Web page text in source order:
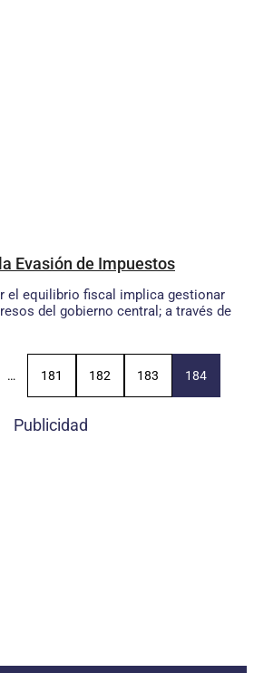
Evasión de Impuestos
el equilibrio fiscal implica gestionar
del gobierno central; a través de
… 181 182 183 184
Publicidad